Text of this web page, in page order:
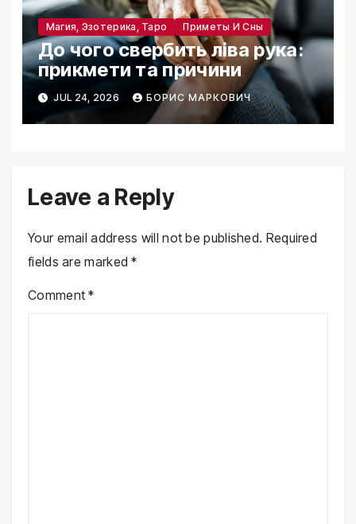
Магия, Эзотерика, Таро Приметы И Сны
До чого свербить ліва рука:
прикмети та причини
JUL 24, 2026 БОРИС МАРКОВИЧ
Leave a Reply
Your email address will not be published. Required
fields are marked*
Comment*